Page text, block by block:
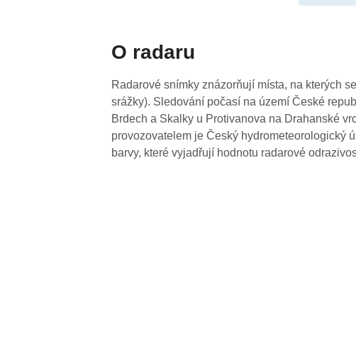
O radaru
Radarové snímky znázorňují místa, na kterých
srážky). Sledování počasí na území České
Brdech a Skalky u Protivanova na Drahanské
provozovatelem je Český hydrometeorologický
barvy, které vyjadřují hodnotu radarové